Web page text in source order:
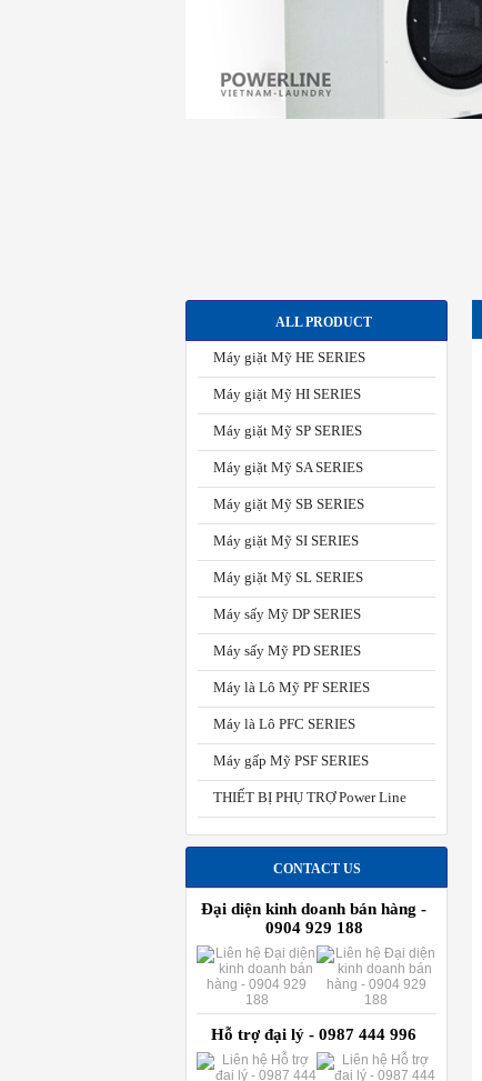
ALL PRODUCT
Máy giặt Mỹ HE SERIES
Máy giặt Mỹ HI SERIES
Máy giặt Mỹ SP SERIES
Máy giặt Mỹ SA SERIES
Máy giặt Mỹ SB SERIES
Máy giặt Mỹ SI SERIES
Máy giặt Mỹ SL SERIES
Máy sấy Mỹ DP SERIES
Máy sấy Mỹ PD SERIES
Máy là Lô Mỹ PF SERIES
Máy là Lô PFC SERIES
Máy gấp Mỹ PSF SERIES
THIẾT BỊ PHỤ TRỢ Power Line
CONTACT US
Đại diện kinh doanh bán hàng -
0904 929 188
Hỗ trợ đại lý - 0987 444 996